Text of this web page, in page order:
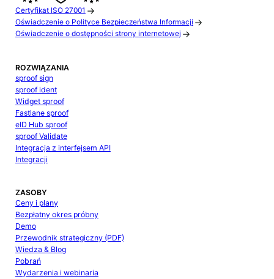
Certyfikat ISO 27001
Oświadczenie o Polityce Bezpieczeństwa Informacji
Oświadczenie o dostępności strony internetowej
ROZWIĄZANIA
sproof sign
sproof ident
Widget sproof
Fastlane sproof
eID Hub sproof
sproof Validate
Integracja z interfejsem API
Integracji
ZASOBY
Ceny i plany
Bezpłatny okres próbny
Demo
Przewodnik strategiczny (PDF)
Wiedza & Blog
Pobrań
Wydarzenia i webinaria